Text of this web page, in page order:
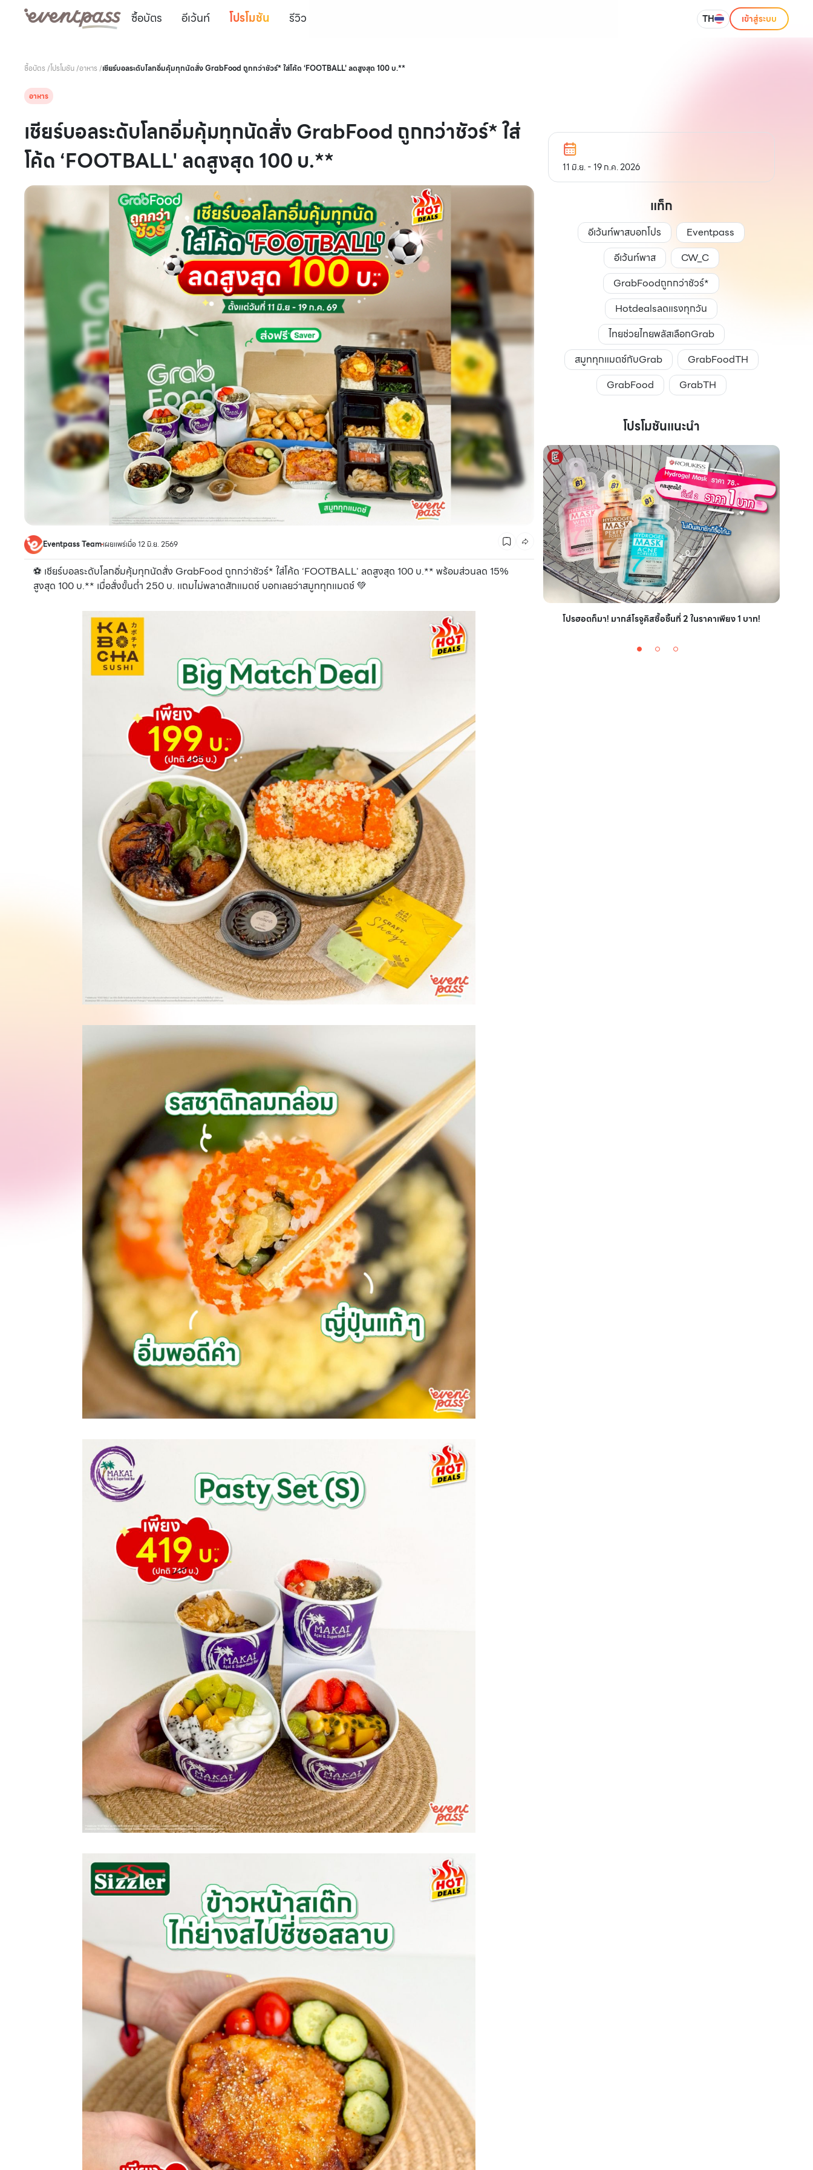
ซื้อบัตร อีเว้นท์ โปรโมชัน รีวิว TH เข้าสู่ระบบ
ซื้อบัตร /โปรโมชัน/อาหาร /เชียร์บอลระดับโลกอิ่มคุ้มทุกนัดสั่ง GrabFood ถูกกว่าชัวร์* ใส่โค้ด ‘FOOTBALL' ลดสูงสุด 100 บ.**
อาหาร
เชียร์บอลระดับโลกอิ่มคุ้มทุกนัดสั่ง GrabFood ถูกกว่าชัวร์* ใส่
โค้ด ‘FOOTBALL' ลดสูงสุด 100 บ.**
Eventpass Teamเผยแพร่เมื่อ 12 มิ.ย. 2569
⚽️ เชียร์บอลระดับโลกอิ่มคุ้มทุกนัดสั่ง GrabFood ถูกกว่าชัวร์* ใส่โค้ด ‘FOOTBALL' ลดสูงสุด 100 บ.** พร้อมส่วนลด 15%
สูงสุด 100 บ.** เมื่อสั่งขั้นต่ำ 250 บ. เเถมไม่พลาดสักแมตช์ บอกเลยว่าสมูททุกแมตช์ 💚
11 มิ.ย. - 19 ก.ค. 2026
แท็ก
อีเว้นท์พาสบอกโปร
Eventpass
อีเว้นท์พาส
CW_C
GrabFoodถูกกว่าชัวร์*
Hotdealsลดแรงทุกวัน
ไทยช่วยไทยพลัสเลือกGrab
สมูททุกแมตช์กับGrab
GrabFoodTH
GrabFood
GrabTH
โปรโมชันแนะนำ
CMG SHOP SHOP รวมแบรนด์ตัวท็อป ลดสูงสุด50% โปรฮอตก็มา! มากส์โรจูคิสซื้อชิ้นที่ 2 ในราคาเพียง 1 บาท!